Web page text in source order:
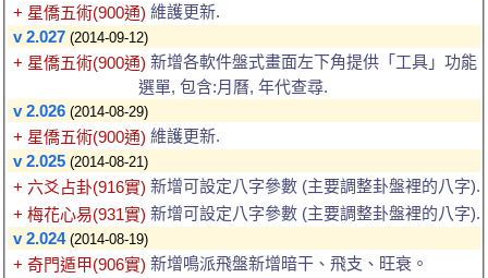
+ 星僑五術(900通) 維護更新.
v 2.027 (2014-09-12)
+ 星僑五術(900通) 新增各軟件盤式畫面左下角提供「工具」功能
選單, 包含:月曆, 年代查尋.
v 2.026 (2014-08-29)
+ 星僑五術(900通) 維護更新.
v 2.025 (2014-08-21)
+ 六爻占卦(916實) 新增可設定八字參數 (主要調整卦盤裡的八字).
+ 梅花心易(931實) 新增可設定八字參數 (主要調整卦盤裡的八字).
v 2.024 (2014-08-19)
+ 奇門遁甲(906實) 新增鳴派飛盤新增暗干、飛支、旺衰。